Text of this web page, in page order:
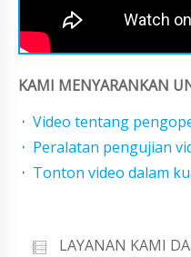
KAMI MENYARANKAN
Video tentang
Peralatan pengujian
Tonton video dalam
LAYANAN KAMI